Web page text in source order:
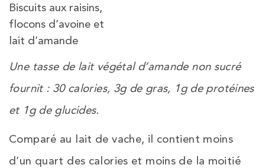
Biscuits aux raisins,
flocons d’avoine et
lait d’amande
Une tasse de lait végétal d’amande non sucré
fournit : 30 calories, 3g de gras, 1g de protéines
et 1g de glucides.
Comparé au lait de vache, il contient moins
d’un quart des calories et moins de la moitié